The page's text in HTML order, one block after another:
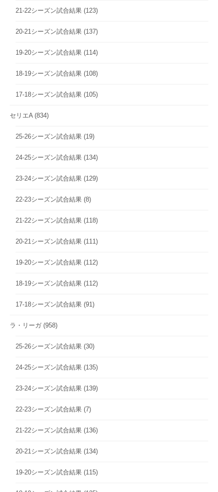
21-22シーズン試合結果 (123)
20-21シーズン試合結果 (137)
19-20シーズン試合結果 (114)
18-19シーズン試合結果 (108)
17-18シーズン試合結果 (105)
セリエA(834)
25-26シーズン試合結果 (19)
24-25シーズン試合結果 (134)
23-24シーズン試合結果 (129)
22-23シーズン試合結果 (8)
21-22シーズン試合結果 (118)
20-21シーズン試合結果 (111)
19-20シーズン試合結果 (112)
18-19シーズン試合結果 (112)
17-18シーズン試合結果 (91)
ラ・リーガ (958)
25-26シーズン試合結果 (30)
24-25シーズン試合結果 (135)
23-24シーズン試合結果 (139)
22-23シーズン試合結果 (7)
21-22シーズン試合結果 (136)
20-21シーズン試合結果 (134)
19-20シーズン試合結果 (115)